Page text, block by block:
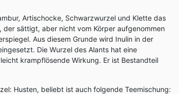
Artischocke, Schwarzwurzel und Klette das
der sättigt, aber nicht vom Körper aufgenommen
Aus diesem Grunde wird Inulin in der
Die Wurzel des Alants hat eine
krampflösende Wirkung. Er ist Bestandteil
Husten, beliebt ist auch folgende Teemischung: